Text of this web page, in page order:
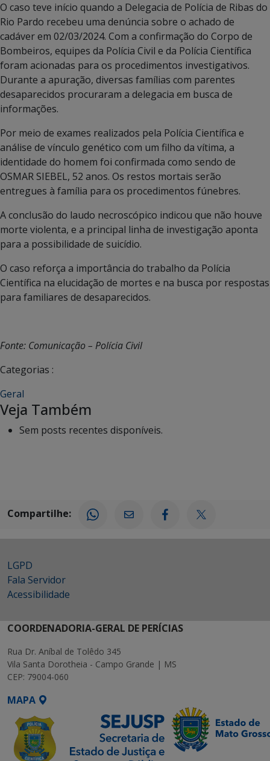
O caso teve início quando a Delegacia de Polícia de Ribas do
Rio Pardo recebeu uma denúncia sobre o achado de
cadáver em 02/03/2024. Com a confirmação do Corpo de
Bombeiros, equipes da Polícia Civil e da Polícia Científica
foram acionadas para os procedimentos investigativos.
Durante a apuração, diversas famílias com parentes
desaparecidos procuraram a delegacia em busca de
informações.
Por meio de exames realizados pela Polícia Científica e
análise de vínculo genético com um filho da vítima, a
identidade do homem foi confirmada como sendo de
OSMAR SIEBEL, 52 anos. Os restos mortais serão
entregues à família para os procedimentos fúnebres.
A conclusão do laudo necroscópico indicou que não houve
morte violenta, e a principal linha de investigação aponta
para a possibilidade de suicídio.
O caso reforça a importância do trabalho da Polícia
Científica na elucidação de mortes e na busca por respostas
para familiares de desaparecidos.
Fonte: Comunicação – Polícia Civil
Categorias :
Geral
Veja Também
Sem posts recentes disponíveis.
Compartilhe:
LGPD
Fala Servidor
Acessibilidade
COORDENADORIA-GERAL DE PERÍCIAS
Rua Dr. Aníbal de Tolêdo 345
Vila Santa Dorotheia - Campo Grande | MS
CEP: 79004-060
MAPA